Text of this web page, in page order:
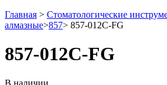
Главная > Стоматологические
алмазные>857> 857-012C-FG
857-012C-FG
В наличии